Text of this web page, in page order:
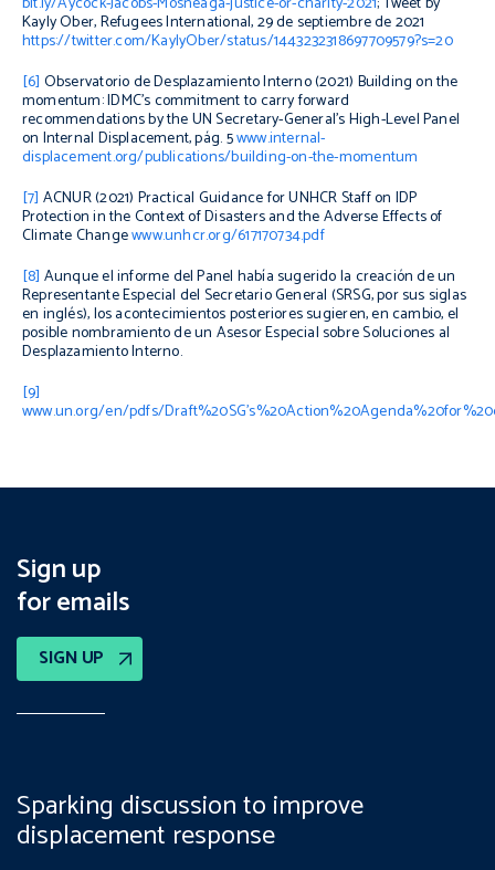
Kayly Ober, Refugees International, 29 de septiembre de 2021
https://twitter.com/KaylyOber/status/1443232318697709579?s=20
[6] Observatorio de Desplazamiento Interno (2021) Building on the
momentum: IDMC’s commitment to carry forward
recommendations by the UN Secretary-General’s High-Level Panel
on Internal Displacement, pág. 5www.internal-
displacement.org/publications/building-on-the-momentum
[7] ACNUR (2021) Practical Guidance for UNHCR Staff on IDP
Protection in the Context of Disasters and the Adverse Effects of
Climate Changewww.unhcr.org/617170734.pdf
[8] Aunque el informe del Panel había sugerido la creación de un
Representante Especial del Secretario General (SRSG, por sus siglas
en inglés), los acontecimientos posteriores sugieren, en cambio, el
posible nombramiento de un Asesor Especial sobre Soluciones al
Desplazamiento Interno.
[9]
www.un.org/en/pdfs/
Sign up
for emails
SIGN UP
Sparking discussion to improve
displacement response